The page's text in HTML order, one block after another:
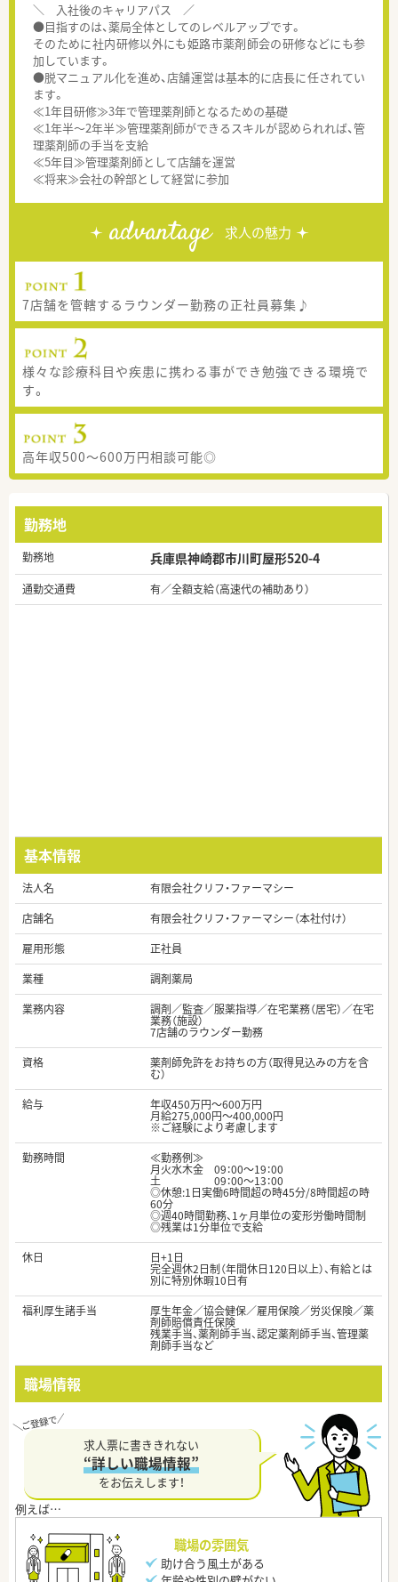
＼ 入社後のキャリアパス ／
●目指すのは、薬局全体としてのレベルアップです。
そのために社内研修以外にも姫路市薬剤師会の研修などにも参
加しています。
●脱マニュアル化を進め、店舗運営は基本的に店長に任されてい
ます。
≪1年目研修≫3年で管理薬剤師となるための基礎
≪1年半～2年半≫管理薬剤師ができるスキルが認められれば、管
理薬剤師の手当を支給
≪5年目≫管理薬剤師として店舗を運営
≪将来≫会社の幹部として経営に参加
advantage 求人の魅力
7店舗を管轄するラウンダー勤務の正社員募集♪
様々な診療科目や疾患に携わる事ができ勉強できる環境で
す。
高年収500～600万円相談可能◎
勤務地
勤務地 兵庫県神崎郡市川町屋形520-4
通勤交通費 有／全額支給（高速代の補助あり）
基本情報
法人名
有限会社クリフ・ファーマシー
店舗名
有限会社クリフ・ファーマシー（本社付け）
雇用形態
正社員
業種
調剤薬局
業務内容
調剤／監査／服薬指導／在宅業務（居宅）／在宅
業務（施設）
7店舗のラウンダー勤務
資格
薬剤師免許をお持ちの方（取得見込みの方を含
む）
給与
年収450万円～600万円
月給275,000円～400,000円
※ご経験により考慮します
勤務時間
≪勤務例≫
月火水木金 09：00～19：00
土 09：00～13：00
◎休憩:1日実働6時間超の時45分/8時間超の時
60分
◎週40時間勤務、1ヶ月単位の変形労働時間制
◎残業は1分単位で支給
休日
日+1日
完全週休2日制（年間休日120日以上）、有給とは
別に特別休暇10日有
福利厚生諸手当
厚生年金／協会健保／雇用保険／労災保険／薬
剤師賠償責任保険
残業手当、薬剤師手当、認定薬剤師手当、管理薬
剤師手当など
職場情報
求人票に書ききれない
“詳しい職場情報”
をお伝えします！
職場の雰囲気
助け合う風土がある